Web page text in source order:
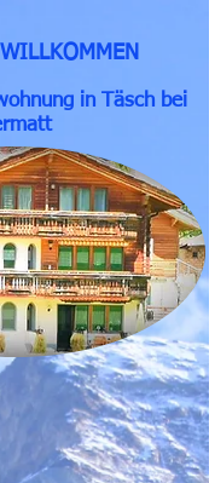
in Täsch bei